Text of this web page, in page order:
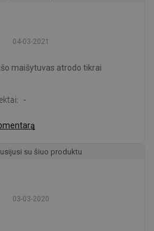
04-03-2021
maišytuvas atrodo tikrai
-
su šiuo produktu
03-03-2020